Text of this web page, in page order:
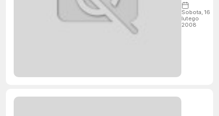
Sobota, 16
lutego
2008